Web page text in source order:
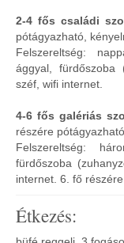
2-4 fős családi
pótágyazható,
Felszereltség:
ággyal, fürdőszoba
széf, wifi internet.
4-6 fős galériás
részére
Felszereltség:
fürdőszoba
internet. 6. fő
Étkezés: